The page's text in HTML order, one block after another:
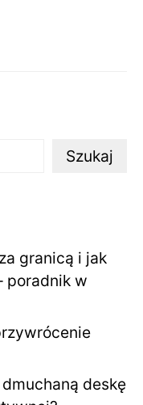
Szukaj
granicą i jak
poradnik w
deskę